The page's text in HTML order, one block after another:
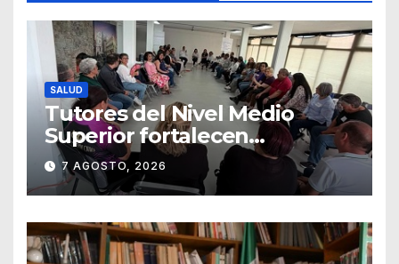
SALUD
Tutores del Nivel Medio
Superior fortalecen
estrategias para la
prevención de la violencia en
el noviazgo
7 AGOSTO, 2026